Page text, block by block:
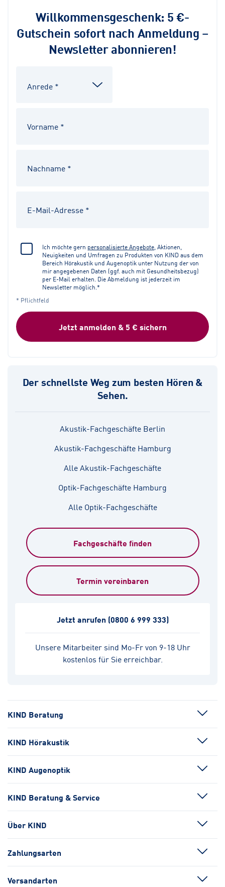
Willkommensgeschenk: 5 €-
Gutschein sofort nach Anmeldung –
Newsletter abonnieren!
Ich möchte gern personalisierte Angebote , Aktionen,
Neuigkeiten und Umfragen zu Produkten von KIND aus dem
Bereich Hörakustik und Augenoptik unter Nutzung der von
mir angegebenen Daten (ggf. auch mit Gesundheitsbezug)
per E-Mail erhalten. Die Abmeldung ist jederzeit im
Newsletter möglich.*
* Pflichtfeld
Jetzt anmelden & 5 € sichern
Der schnellste Weg zum besten Hören &
Sehen.
Akustik-Fachgeschäfte Berlin
Akustik-Fachgeschäfte Hamburg
Alle Akustik-Fachgeschäfte
Optik-Fachgeschäfte Hamburg
Alle Optik-Fachgeschäfte
Fachgeschäfte finden
Termin vereinbaren
Unsere Mitarbeiter sind Mo-Fr von 9-18 Uhr
kostenlos für Sie erreichbar.
Jetzt anrufen (0800 6 999 333)
KIND Beratung
KIND Hörakustik
KIND Augenoptik
KIND Beratung & Service
Über KIND
Zahlungsarten
Versandarten